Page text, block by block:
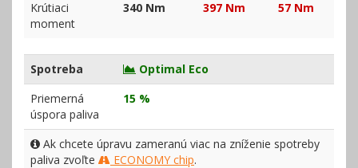
Krútiaci
moment
340 Nm 397 Nm 57 Nm
Spotreba
Optimal Eco
Priemerná
úspora paliva
15 %
Ak chcete úpravu zameranú viac na zníženie spotreby
paliva zvoľte
ECONOMY chip.